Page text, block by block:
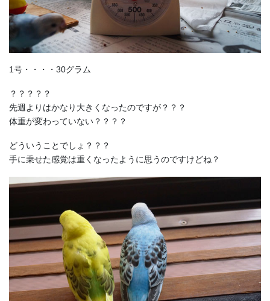
1号・・・・30グラム
？？？？？
先週よりはかなり大きくなったのですが？？？
体重が変わっていない？？？？
どういうことでしょ？？？
手に乗せた感覚は重くなったように思うのですけどね？